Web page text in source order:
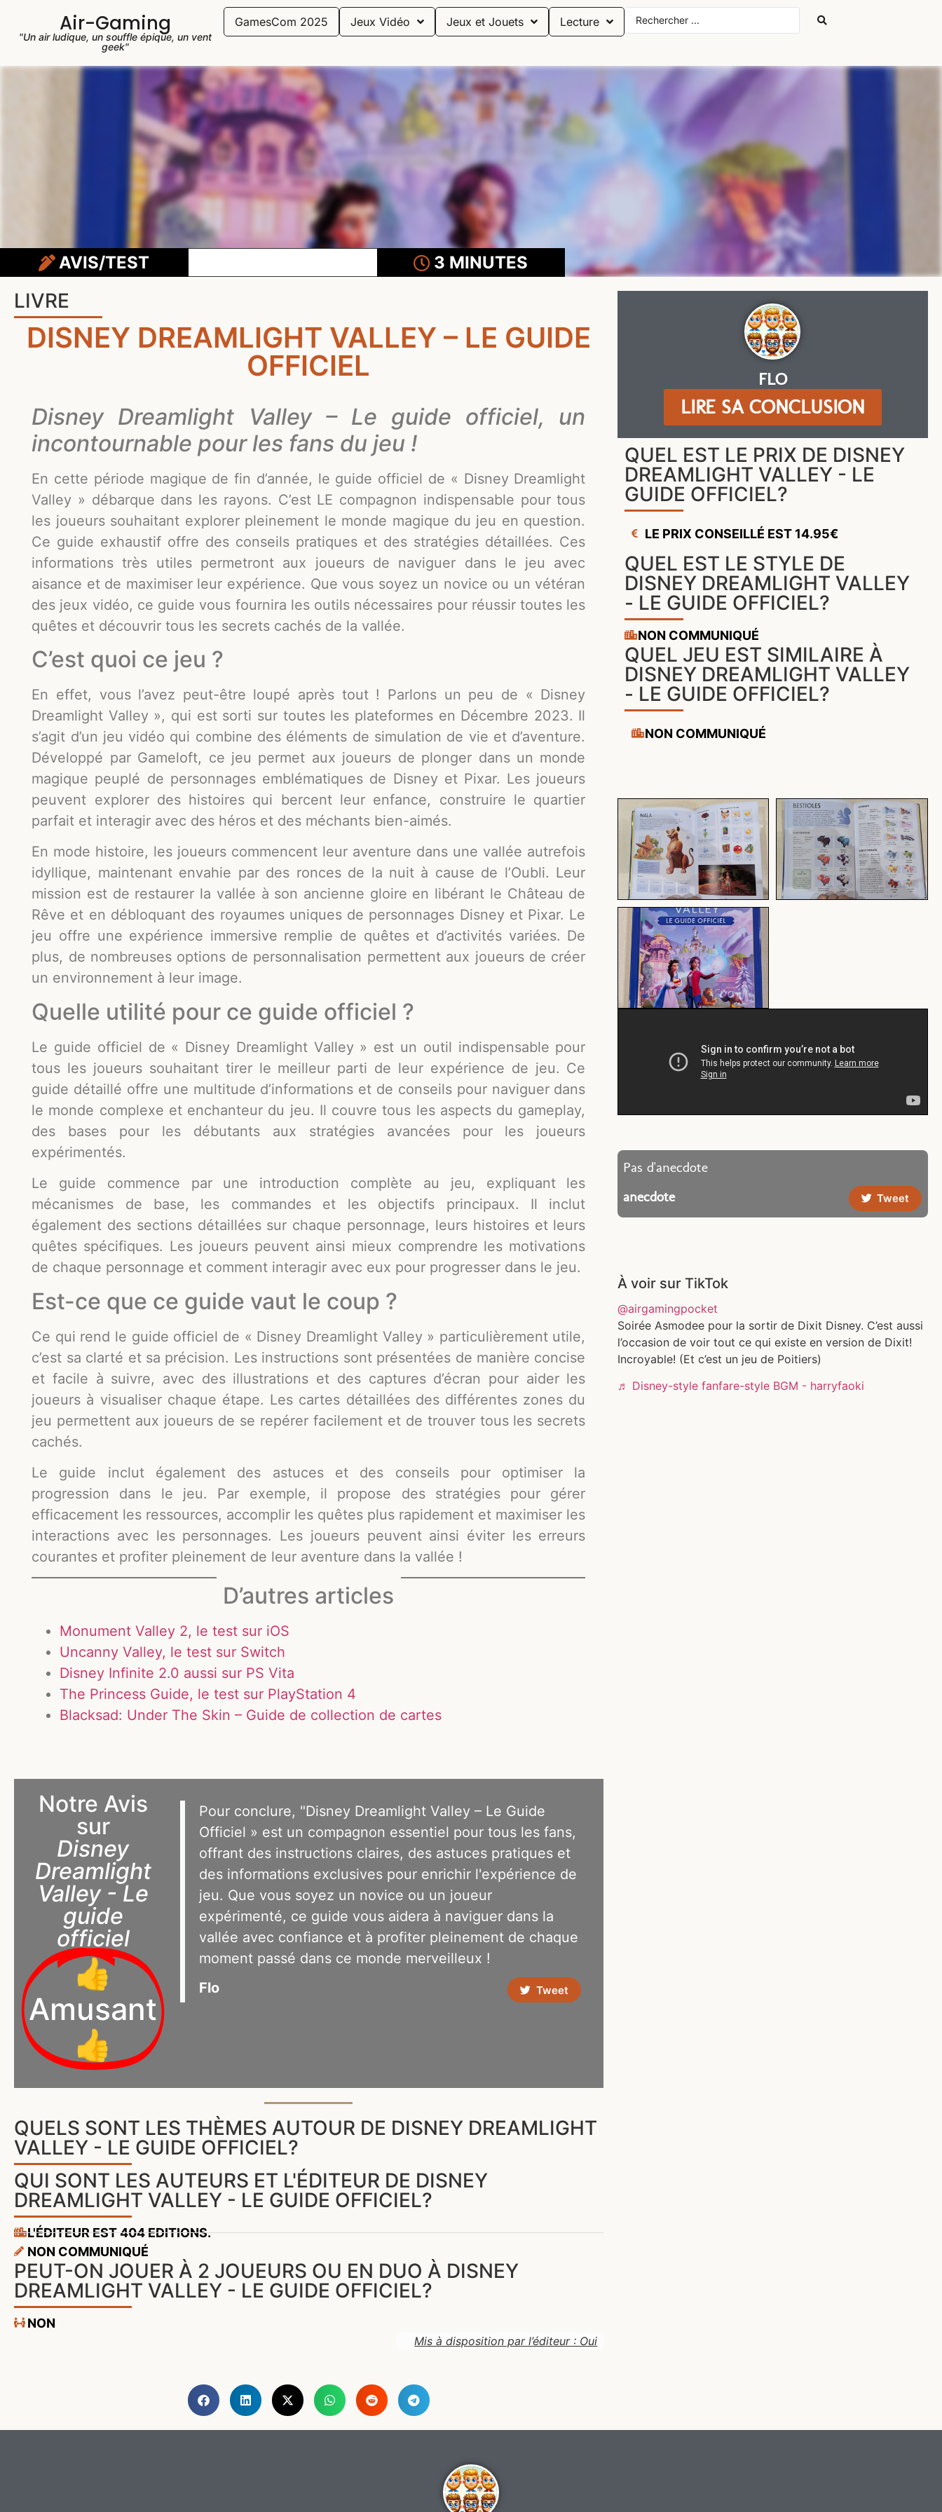
Air-Gaming
"Un air ludique, un souffle épique, un vent
geek"
GamesCom 2025 Jeux Vidéo Jeux et Jouets Lecture
AVIS/TEST 3 MINUTES
LIVRE
DISNEY DREAMLIGHT VALLEY – LE GUIDE
OFFICIEL
Disney Dreamlight Valley – Le guide officiel, un
incontournable pour les fans du jeu !
En cette période magique de fin d’année, le guide officiel de « Disney Dreamlight
Valley » débarque dans les rayons. C’est LE compagnon indispensable pour tous
les joueurs souhaitant explorer pleinement le monde magique du jeu en question.
Ce guide exhaustif offre des conseils pratiques et des stratégies détaillées. Ces
informations très utiles permetront aux joueurs de naviguer dans le jeu avec
aisance et de maximiser leur expérience. Que vous soyez un novice ou un vétéran
des jeux vidéo, ce guide vous fournira les outils nécessaires pour réussir toutes les
quêtes et découvrir tous les secrets cachés de la vallée.
C’est quoi ce jeu ?
En effet, vous l’avez peut-être loupé après tout ! Parlons un peu de « Disney
Dreamlight Valley », qui est sorti sur toutes les plateformes en Décembre 2023. Il
s’agit d’un jeu vidéo qui combine des éléments de simulation de vie et d’aventure.
Développé par Gameloft, ce jeu permet aux joueurs de plonger dans un monde
magique peuplé de personnages emblématiques de Disney et Pixar. Les joueurs
peuvent explorer des histoires qui bercent leur enfance, construire le quartier
parfait et interagir avec des héros et des méchants bien-aimés.
En mode histoire, les joueurs commencent leur aventure dans une vallée autrefois
idyllique, maintenant envahie par des ronces de la nuit à cause de l’Oubli. Leur
mission est de restaurer la vallée à son ancienne gloire en libérant le Château de
Rêve et en débloquant des royaumes uniques de personnages Disney et Pixar. Le
jeu offre une expérience immersive remplie de quêtes et d’activités variées. De
plus, de nombreuses options de personnalisation permettent aux joueurs de créer
un environnement à leur image.
Quelle utilité pour ce guide officiel ?
Le guide officiel de « Disney Dreamlight Valley » est un outil indispensable pour
tous les joueurs souhaitant tirer le meilleur parti de leur expérience de jeu. Ce
guide détaillé offre une multitude d’informations et de conseils pour naviguer dans
le monde complexe et enchanteur du jeu. Il couvre tous les aspects du gameplay,
des bases pour les débutants aux stratégies avancées pour les joueurs
expérimentés.
Le guide commence par une introduction complète au jeu, expliquant les
mécanismes de base, les commandes et les objectifs principaux. Il inclut
également des sections détaillées sur chaque personnage, leurs histoires et leurs
quêtes spécifiques. Les joueurs peuvent ainsi mieux comprendre les motivations
de chaque personnage et comment interagir avec eux pour progresser dans le jeu.
Est-ce que ce guide vaut le coup ?
Ce qui rend le guide officiel de « Disney Dreamlight Valley » particulièrement utile,
c’est sa clarté et sa précision. Les instructions sont présentées de manière concise
et facile à suivre, avec des illustrations et des captures d’écran pour aider les
joueurs à visualiser chaque étape. Les cartes détaillées des différentes zones du
jeu permettent aux joueurs de se repérer facilement et de trouver tous les secrets
cachés.
Le guide inclut également des astuces et des conseils pour optimiser la
progression dans le jeu. Par exemple, il propose des stratégies pour gérer
efficacement les ressources, accomplir les quêtes plus rapidement et maximiser les
interactions avec les personnages. Les joueurs peuvent ainsi éviter les erreurs
courantes et profiter pleinement de leur aventure dans la vallée !
D’autres articles
Monument Valley 2, le test sur iOS
Uncanny Valley, le test sur Switch
Disney Infinite 2.0 aussi sur PS Vita
The Princess Guide, le test sur PlayStation 4
Blacksad: Under The Skin – Guide de collection de cartes
Notre Avis
sur
Disney
Dreamlight
Valley - Le
guide
officiel
👍
Amusant
👍
Pour conclure, "Disney Dreamlight Valley – Le Guide
Officiel » est un compagnon essentiel pour tous les fans,
offrant des instructions claires, des astuces pratiques et
des informations exclusives pour enrichir l'expérience de
jeu. Que vous soyez un novice ou un joueur
expérimenté, ce guide vous aidera à naviguer dans la
vallée avec confiance et à profiter pleinement de chaque
moment passé dans ce monde merveilleux !
Flo
Tweet
QUELS SONT LES THÈMES AUTOUR DE DISNEY DREAMLIGHT
VALLEY - LE GUIDE OFFICIEL?
QUI SONT LES AUTEURS ET L'ÉDITEUR DE DISNEY
DREAMLIGHT VALLEY - LE GUIDE OFFICIEL?
L'ÉDITEUR EST 404 EDITIONS.
NON COMMUNIQUÉ
PEUT-ON JOUER À 2 JOUEURS OU EN DUO À DISNEY
DREAMLIGHT VALLEY - LE GUIDE OFFICIEL?
NON
Mis à disposition par l’éditeur : Oui
FLO
LIRE SA CONCLUSION
QUEL EST LE PRIX DE DISNEY
DREAMLIGHT VALLEY - LE
GUIDE OFFICIEL?
LE PRIX CONSEILLÉ EST 14.95€
QUEL EST LE STYLE DE
DISNEY DREAMLIGHT VALLEY
- LE GUIDE OFFICIEL?
NON COMMUNIQUÉ
QUEL JEU EST SIMILAIRE À
DISNEY DREAMLIGHT VALLEY
- LE GUIDE OFFICIEL?
NON COMMUNIQUÉ
Pas d'anecdote
anecdote
Tweet
À voir sur TikTok
@airgamingpocket
Soirée Asmodee pour la sortir de Dixit Disney. C’est aussi
l’occasion de voir tout ce qui existe en version de Dixit!
Incroyable! (Et c’est un jeu de Poitiers)
♬ Disney-style fanfare-style BGM - harryfaoki